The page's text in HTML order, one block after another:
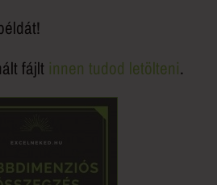
fájlt innen tudod letölteni.